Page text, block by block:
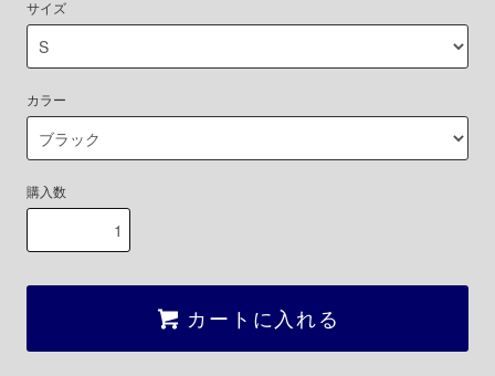
サイズ
カラー
購入数
カートに入れる